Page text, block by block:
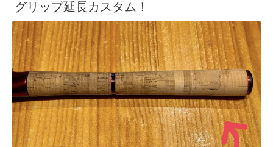
グリップ延長カスタム！